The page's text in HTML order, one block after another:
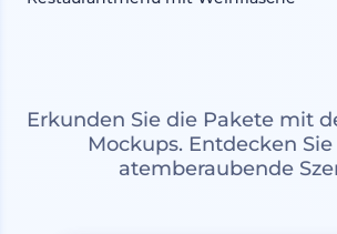
Erkunden Sie die Pakete mit
Mockups. Entdecken
atemberaubende